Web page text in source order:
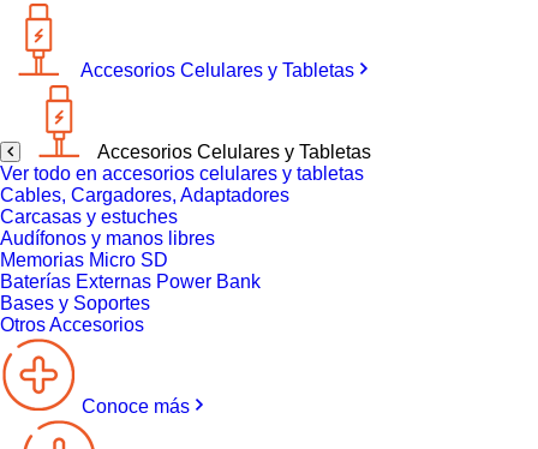
Accesorios Celulares y Tabletas
Accesorios Celulares y Tabletas
Ver todo en accesorios celulares y tabletas
Cables, Cargadores, Adaptadores
Carcasas y estuches
Audífonos y manos libres
Memorias Micro SD
Baterías Externas Power Bank
Bases y Soportes
Otros Accesorios
Conoce más